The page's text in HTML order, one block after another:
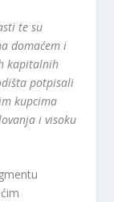
te su
domaćem i
kapitalnih
potpisali
kupcima
i visoku